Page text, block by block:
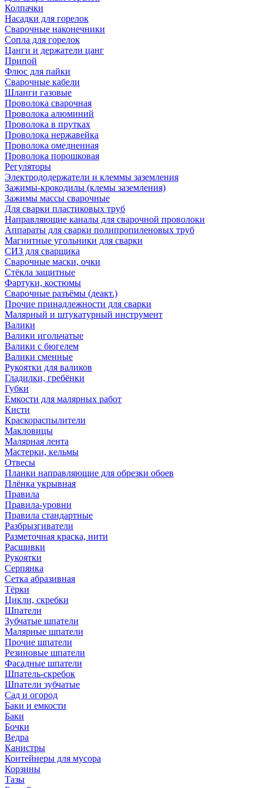
Колпачки
Насадки для горелок
Сварочные наконечники
Сопла для горелок
Цанги и держатели цанг
Припой
Флюс для пайки
Сварочные кабели
Шланги газовые
Проволока сварочная
Проволока алюминий
Проволока в прутках
Проволока нержавейка
Проволока омедненная
Проволока порошковая
Регуляторы
Электрододержатели и клеммы заземления
Зажимы-крокодилы (клемы заземления)
Зажимы массы сварочные
Для сварки пластиковых труб
Направляющие каналы для сварочной проволоки
Аппараты для сварки полипропиленовых труб
Магнитные угольники для сварки
СИЗ для сварщика
Сварочные маски, очки
Стёкла защитные
Фартуки, костюмы
Сварочные разъёмы (деакт.)
Прочие принадлежности для сварки
Малярный и штукатурный инструмент
Валики
Валики игольчатые
Валики с бюгелем
Валики сменные
Рукоятки для валиков
Гладилки, гребёнки
Губки
Емкости для малярных работ
Кисти
Краскораспылители
Макловицы
Малярная лента
Мастерки, кельмы
Отвесы
Планки направляющие для обрезки обоев
Плёнка укрывная
Правила
Правила-уровни
Правила стандартные
Разбрызгиватели
Разметочная краска, нити
Расшивки
Рукоятки
Серпянка
Сетка абразивная
Тёрки
Цикли, скребки
Шпатели
Зубчатые шпатели
Малярные шпатели
Прочие шпатели
Резиновые шпатели
Фасадные шпатели
Шпатель-скребок
Шпатели зубчатые
Сад и огород
Баки и емкости
Баки
Бочки
Ведра
Канистры
Контейнеры для мусора
Корзины
Тазы